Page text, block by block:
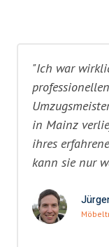
"Ich war
in Mainz
ihres
kann sie nur